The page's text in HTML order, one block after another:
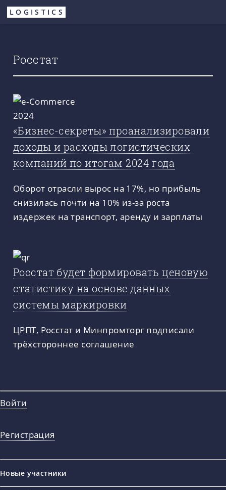
Перейти
LOGISTICS
Росстат
«Бизнес-секреты» проанализировали
доходы и расходы логистических
компаний по итогам 2024 года
Оборот отрасли вырос на 17%, но прибыль
снизилась почти на 10% из-за роста
издержек на транспорт, аренду и зарплаты
Росстат будет формировать ценовую
статистику на основе данных
системы маркировки
ЦРПТ, Росстат и Минпромторг подписали
трёхстороннее соглашение
Войти
Регистрация
Новые участники